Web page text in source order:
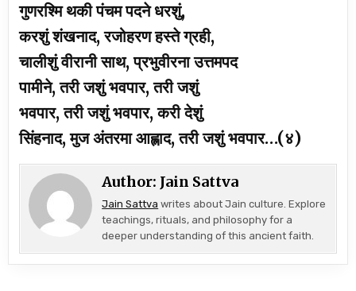
गुणरश्मि थकी पंचम पदने धरशुं,
करशुं शंखनाद, रजोहरण हस्ते ग्रही,
चालीशुं वीरानी साथ, प्रभुवीरना उत्तमपद
पामीने, तरी जशुं भवपार, तरी जशुं
भवपार, तरी जशुं भवपार, करी देशुं
सिंहनाद, मुज अंतरमा आह्लाद, तरी जशुं भवपार…(४)
Author: Jain Sattva
Jain Sattva writes about Jain culture. Explore
teachings, rituals, and philosophy for a
deeper understanding of this ancient faith.